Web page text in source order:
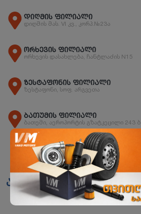
დიღმის ფილიალი
დიღმის მას. VI კვ., კორპ.№23ა
ორხევის ფილიალი
ორხევის დასახლება, ჩანტლაძის N15
ზესტაფონის ფილიალი
ზესტაფონი, სოფ. არგვეთა
ბათუმის ფილიალი
ბათუმი, აეროპორტის გზატკეცილი 243 ბ
ანალოგები